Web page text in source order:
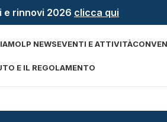
e rinnovi 2026 clicca qui
AMOLP NEWSEVENTI E ATTIVITÀ
E IL REGOLAMENTO